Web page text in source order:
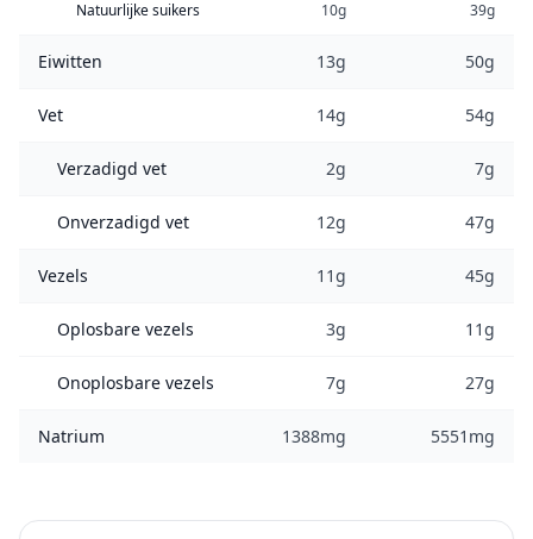
Natuurlijke suikers 10g 39g
Eiwitten 13g 50g
Vet 14g 54g
Verzadigd vet 2g 7g
Onverzadigd vet 12g 47g
Vezels 11g 45g
Oplosbare vezels 3g 11g
Onoplosbare vezels 7g 27g
Natrium 1388mg 5551mg